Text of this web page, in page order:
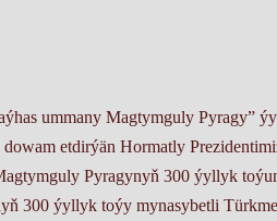
ummany Magtymguly Pyragy”
etdirýän Hormatly
Pyragynyň 300 ýyllyk
300 ýyllyk toýy mynasybetli